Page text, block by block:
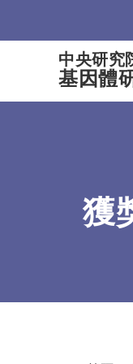
中央研究
基因體
獲